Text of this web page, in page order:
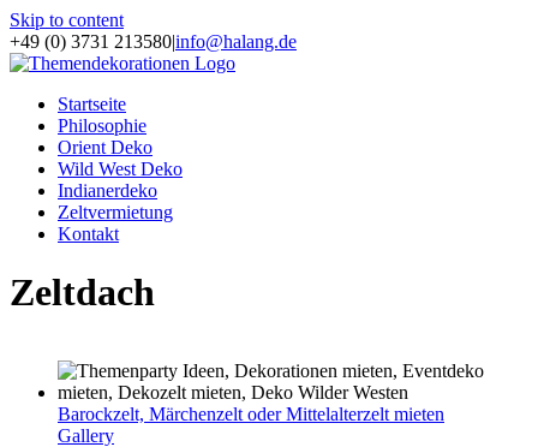
Skip to content
+49 (0) 3731 213580|info@halang.de
Startseite
Philosophie
Orient Deko
Wild West Deko
Indianerdeko
Zeltvermietung
Kontakt
Zeltdach
Barockzelt, Märchenzelt oder Mittelalterzelt mieten
Gallery